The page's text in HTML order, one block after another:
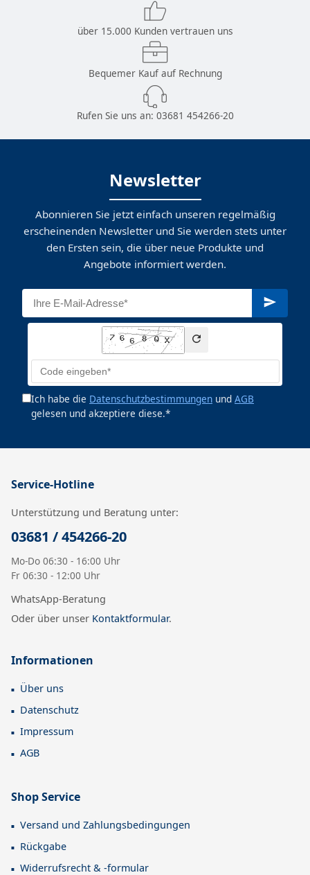
über 15.000 Kunden vertrauen uns
Bequemer Kauf auf Rechnung
Rufen Sie uns an: 03681 454266-20
Newsletter
Abonnieren Sie jetzt einfach unseren regelmäßig
erscheinenden Newsletter und Sie werden stets unter
den Ersten sein, die über neue Produkte und
Angebote informiert werden.
Ich habe die Datenschutzbestimmungen und AGB
gelesen und akzeptiere diese.*
Service-Hotline
Unterstützung und Beratung unter:
03681 / 454266-20
Mo-Do 06:30 - 16:00 Uhr
Fr 06:30 - 12:00 Uhr
WhatsApp-Beratung
Oder über unser Kontaktformular.
Informationen
Über uns
Datenschutz
Impressum
AGB
Shop Service
Versand und Zahlungsbedingungen
Rückgabe
Widerrufsrecht & -formular